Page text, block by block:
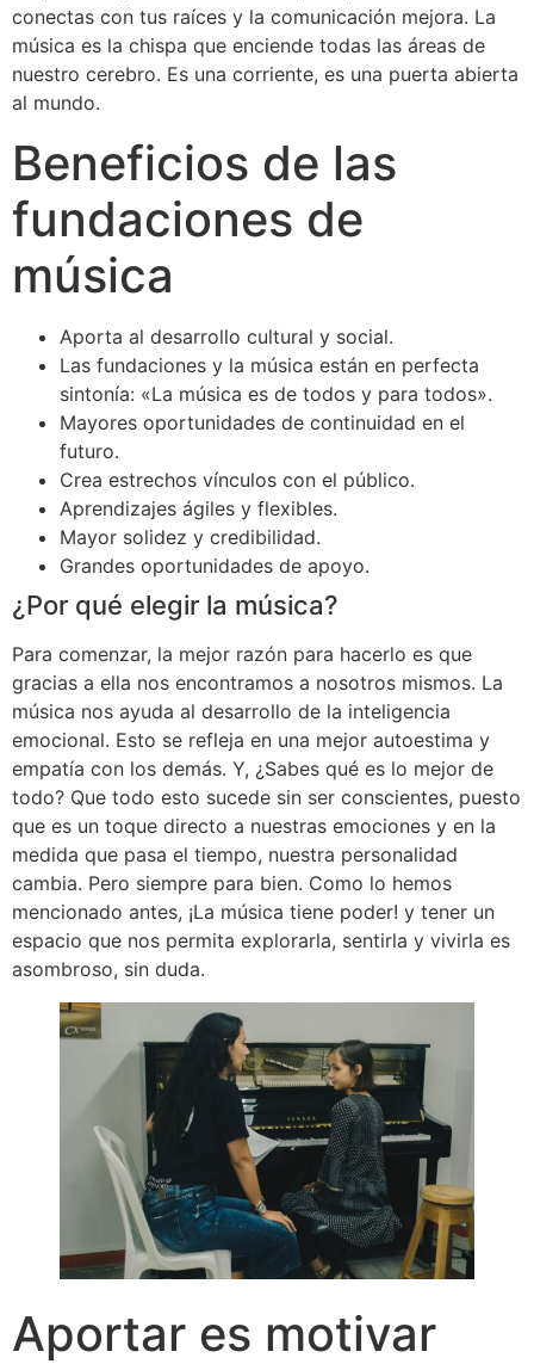
conectas con tus raíces y la comunicación mejora. La
música es la chispa que enciende todas las áreas de
nuestro cerebro. Es una corriente, es una puerta abierta
al mundo.
Beneficios de las
fundaciones de
música
Aporta al desarrollo cultural y social.
Las fundaciones y la música están en perfecta
sintonía: «La música es de todos y para todos».
Mayores oportunidades de continuidad en el
futuro.
Crea estrechos vínculos con el público.
Aprendizajes ágiles y flexibles.
Mayor solidez y credibilidad.
Grandes oportunidades de apoyo.
¿Por qué elegir la música?
Para comenzar, la mejor razón para hacerlo es que
gracias a ella nos encontramos a nosotros mismos. La
música nos ayuda al desarrollo de la inteligencia
emocional. Esto se refleja en una mejor autoestima y
empatía con los demás. Y, ¿Sabes qué es lo mejor de
todo? Que todo esto sucede sin ser conscientes, puesto
que es un toque directo a nuestras emociones y en la
medida que pasa el tiempo, nuestra personalidad
cambia. Pero siempre para bien. Como lo hemos
mencionado antes, ¡La música tiene poder! y tener un
espacio que nos permita explorarla, sentirla y vivirla es
asombroso, sin duda.
Aportar es motivar